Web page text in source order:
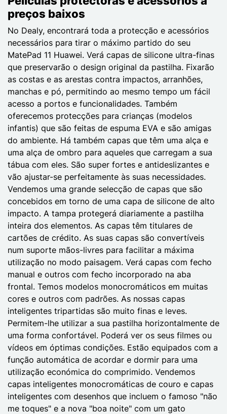
preços baixos
No Dealy, encontrará toda a protecção e acessórios
necessários para tirar o máximo partido do seu
MatePad 11 Huawei. Verá capas de silicone ultra-finas
que preservarão o design original da pastilha. Fixarão
as costas e as arestas contra impactos, arranhões,
manchas e pó, permitindo ao mesmo tempo um fácil
acesso a portos e funcionalidades. Também
oferecemos protecções para crianças (modelos
infantis) que são feitas de espuma EVA e são amigas
do ambiente. Há também capas que têm uma alça e
uma alça de ombro para aqueles que carregam a sua
tábua com eles. São super fortes e antideslizantes e
vão ajustar-se perfeitamente às suas necessidades.
Vendemos uma grande selecção de capas que são
concebidos em torno de uma capa de silicone de alto
impacto. A tampa protegerá diariamente a pastilha
inteira dos elementos. As capas têm titulares de
cartões de crédito. As suas capas são convertíveis
num suporte mãos-livres para facilitar a máxima
utilização no modo paisagem. Verá capas com fecho
manual e outros com fecho incorporado na aba
frontal. Temos modelos monocromáticos em muitas
cores e outros com padrões. As nossas capas
inteligentes tripartidas são muito finas e leves.
Permitem-lhe utilizar a sua pastilha horizontalmente de
uma forma confortável. Poderá ver os seus filmes ou
vídeos em óptimas condições. Estão equipados com a
função automática de acordar e dormir para uma
utilização económica do comprimido. Vendemos
capas inteligentes monocromáticas de couro e capas
inteligentes com desenhos que incluem o famoso "não
me toques" e a nova "boa noite" com um gato